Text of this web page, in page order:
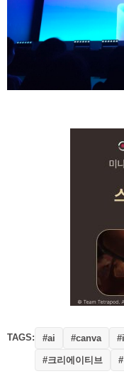
TAGS: #ai #canva
#크리에이티브